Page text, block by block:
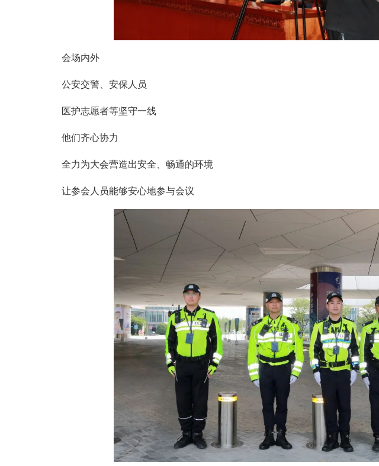
会场内外
公安交警、安保人员
医护志愿者等坚守一线
他们齐心协力
全力为大会营造出安全、畅通的环境
让参会人员能够安心地参与会议